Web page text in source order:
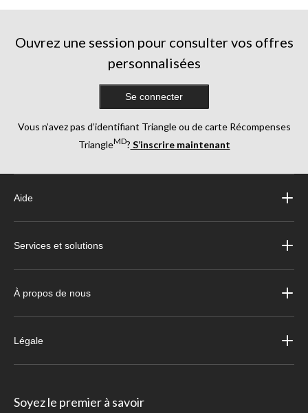
Ouvrez une session pour consulter vos offres
personnalisées
Se connecter
Vous n’avez pas d’identifiant Triangle ou de carte Récompenses
TriangleMD? S’inscrire maintenant
Aide
Services et solutions
À propos de nous
Légale
Soyez le premier à savoir